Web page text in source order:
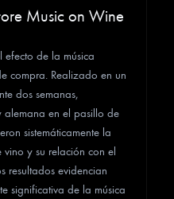
Music on Wine
efecto de la música
compra. Realizado en un
dos semanas,
alemana en el pasillo de
sistemáticamente la
y su relación con el
resultados evidencian
significativa de la música